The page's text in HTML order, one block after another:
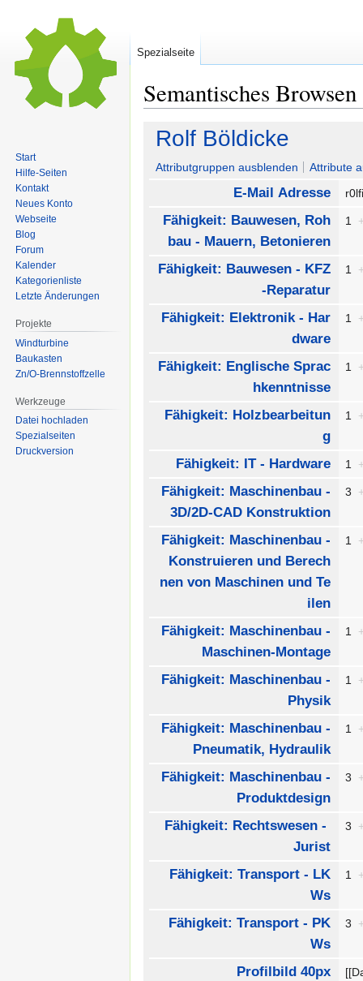
Semantisches Browsen
Zur
Navigation
springen
Zur
Suche
springen
Rolf Böldicke
Attributgruppen ausblenden Attribute
E-Mail Adresse
Fähigkeit: Bauwesen, Roh
bau - Mauern, Betonieren
1
Fähigkeit: Bauwesen - KFZ
-Reparatur
1
Fähigkeit: Elektronik - Har
dware
1
Fähigkeit: Englische Sprac
hkenntnisse
1
Fähigkeit: Holzbearbeitun
g
1
Fähigkeit: IT - Hardware 1
Fähigkeit: Maschinenbau -
3D/2D-CAD Konstruktion
3
Fähigkeit: Maschinenbau -
Konstruieren und Berech
nen von Maschinen und Te
ilen
1
Fähigkeit: Maschinenbau -
Maschinen-Montage
1
Fähigkeit: Maschinenbau -
Physik
1
Fähigkeit: Maschinenbau -
Pneumatik, Hydraulik
1
Fähigkeit: Maschinenbau -
Produktdesign
3
Fähigkeit: Rechtswesen -
Jurist
3
Fähigkeit: Transport - LK
Ws
1
Fähigkeit: Transport - PK
Ws
3
Profilbild 40px
Spezialseite
Start
Hilfe-Seiten
Kontakt
Neues Konto
Webseite
Blog
Forum
Kalender
Kategorienliste
Letzte Änderungen
Projekte
Windturbine
Baukasten
Zn/O-Brennstoffzelle
Werkzeuge
Datei hochladen
Spezialseiten
Druckversion